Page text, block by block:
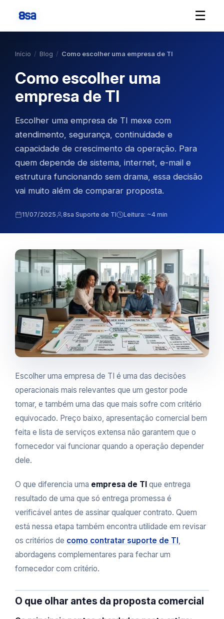
☰
Início / Blog / Como escolher uma empresa de TI
Como escolher uma
empresa de TI
Escolher uma empresa de TI mexe com
atendimento, segurança, continuidade e
capacidade de crescimento da operação. Para
quem depende de sistema, internet, e-mail e
estrutura funcionando sem drama, essa decisão
vai muito além de comparar proposta.
11/07/2025 8sa Suporte de TI Leitura: ~4 min
Escolher uma empresa de TI é uma das decisões
operacionais mais relevantes que um gestor pode
tomar, e também uma das que mais sofre com critério
equivocado. Preço baixo, apresentação comercial bem
feita e lista de serviços extensa não garantem que o
fornecedor vai funcionar quando a operação depender
dele.
O que diferencia uma empresa de TI que entrega
resultado de uma que só entrega promessa é
verificável antes de assinar qualquer contrato. Quem
está nessa etapa também encontra utilidade em revisar
os critérios de como contratar suporte de TI,
abordagens complementares para fechar um
fornecedor com critério.
O que olhar antes da proposta comercial